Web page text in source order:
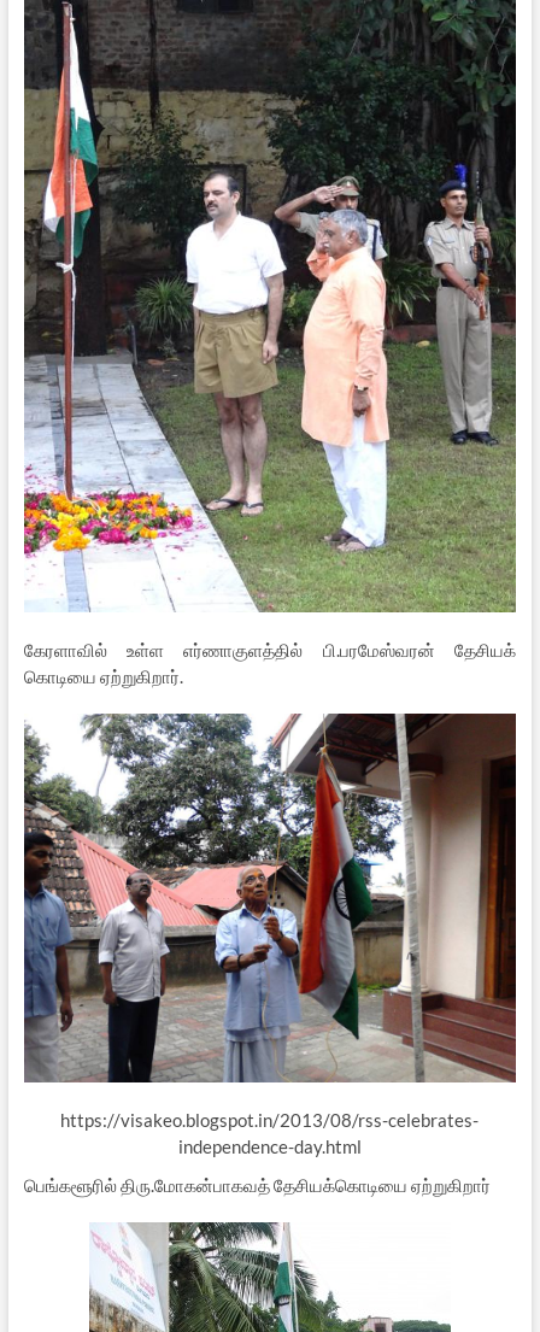
கேரளாவில் உள்ள எர்ணாகுளத்தில் பி.பரமேஸ்வரன் தேசியக்
கொடியை ஏற்றுகிறார்.
https://visakeo.blogspot.in/2013/08/rss-celebrates-
independence-day.html
பெங்களூரில் திரு.மோகன்பாகவத் தேசியக்கொடியை ஏற்றுகிறார்